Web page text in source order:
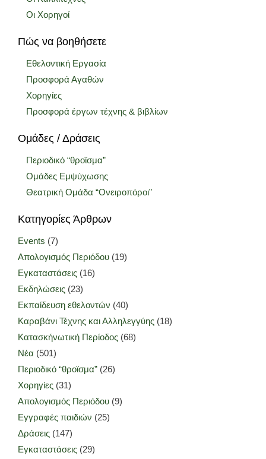
Οι Χορηγοί
Πώς να βοηθήσετε
Εθελοντική Εργασία
Προσφορά Αγαθών
Χορηγίες
Προσφορά έργων τέχνης & βιβλίων
Ομάδες / Δράσεις
Περιοδικό “θροϊσμα”
Ομάδες Εμψύχωσης
Θεατρική Ομάδα “Ονειροπόροι”
Κατηγορίες Άρθρων
Events (7)
Απολογισμός Περιόδου (19)
Εγκαταστάσεις (16)
Εκδηλώσεις (23)
Εκπαίδευση εθελοντών (40)
Καραβάνι Τέχνης και Αλληλεγγύης (18)
Κατασκήνωτική Περίοδος (68)
Νέα (501)
Περιοδικό “θροϊσμα” (26)
Χορηγίες (31)
Απολογισμός Περιόδου (9)
Εγγραφές παιδιών (25)
Δράσεις (147)
Εγκαταστάσεις (29)